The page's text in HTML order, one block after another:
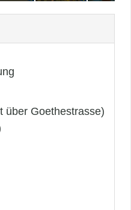
über Goethestrasse)